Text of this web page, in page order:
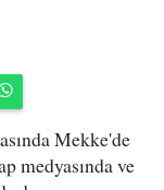
Mekke'de
medyasında ve